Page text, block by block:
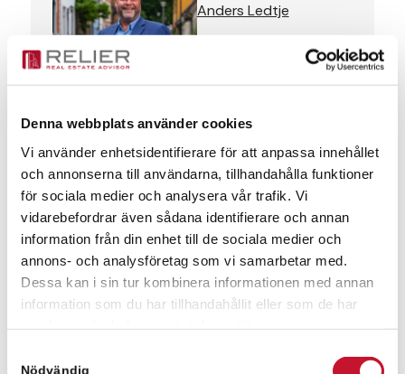
Denna webbplats använder cookies
Vi använder enhetsidentifierare för att anpassa innehållet
och annonserna till användarna, tillhandahålla funktioner
för sociala medier och analysera vår trafik. Vi
vidarebefordrar även sådana identifierare och annan
information från din enhet till de sociala medier och
annons- och analysföretag som vi samarbetar med.
Dessa kan i sin tur kombinera informationen med annan
information som du har tillhandahållit eller som de har
Nödvändig
Anders Ledtje
anders.ledtje@relier.se
+46 731 401040
Meddelande